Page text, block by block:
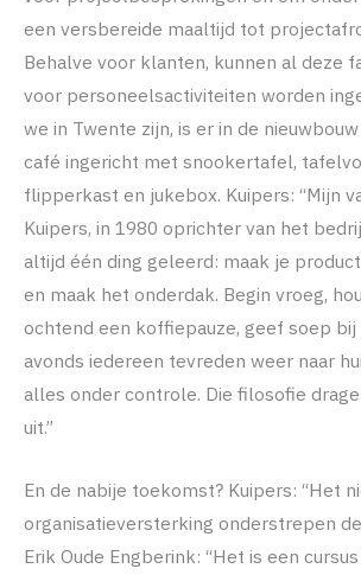
een versbereide maaltijd tot
Behalve voor klanten, kunnen al deze
voor personeelsactiviteiten worden
we in Twente zijn, is er in de
café ingericht met snookertafel,
flipperkast en jukebox. Kuipers: “Mijn
Kuipers, in 1980 oprichter van het
altijd één ding geleerd: maak je
en maak het onderdak. Begin vroeg,
ochtend een koffiepauze, geef soep bij
avonds iedereen tevreden weer naar
alles onder controle. Die filosofie
uit.”
En de nabije toekomst? Kuipers: “Het
organisatieversterking onderstrepen
Erik Oude Engberink: “Het is een